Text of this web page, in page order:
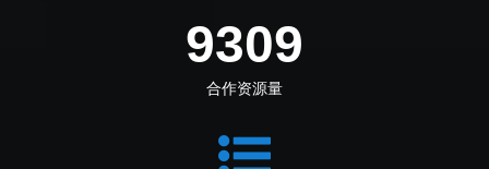
10383
合作资源量